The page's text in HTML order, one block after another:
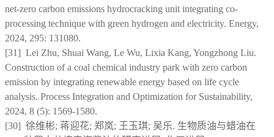
net-zero carbon emissions hydrocracking unit integrating co-
processing technique with green hydrogen and electricity. Energy,
2024, 295: 131080.
[31] Lei Zhu, Shuai Wang, Le Wu, Lixia Kang, Yongzhong Liu.
Construction of a coal chemical industry park with zero carbon
emission by integrating renewable energy based on life cycle
analysis. Process Integration and Optimization for Sustainability,
2024, 8 (5): 1569-1580.
[30] 徐维彬; 蒋迎花; 郑岚; 王玉琪; 吴乐. 生物质油与蜡油在